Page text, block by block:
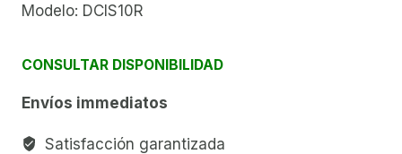
Modelo: DCIS10R
CONSULTAR DISPONIBILIDAD
Envíos immediatos
Satisfacción garantizada